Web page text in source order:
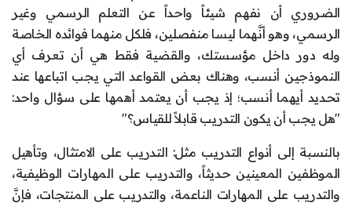
الضروري أن نفهم شيئاً واحداً عن التعلم الرسمي وغير
الرسمي، وهو أنَّهما ليسا منفصلين، فلكل منهما فوائده الخاصة
وله دور داخل مؤسستك، والقضية فقط هي أن تعرف أي
النموذجين أنسب، وهناك بعض القواعد التي يجب اتباعها عند
تحديد أيهما أنسب؛ إذ يجب أن يعتمد أهمها على سؤال واحد:
"هل يجب أن يكون التدريب قابلاً للقياس؟"
بالنسبة إلى أنواع التدريب مثل: التدريب على الامتثال، وتأهيل
الموظفين المعينين حديثاً، والتدريب على المهارات الوظيفية،
والتدريب على المهارات الناعمة، والتدريب على المنتجات، فإنَّ